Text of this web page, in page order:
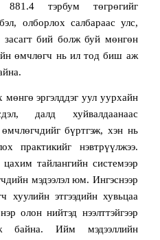
тэрбум төгрөгийг
олборлох салбараас улс,
засагт бий болж буй мөнгөн
өмчлөгч нь ил тод биш аж
эргэлддэг уул уурхайн
далд хуйвалдаанаас
бүртгэж, хэн нь
практикийг нэвтрүүлжээ.
тайлангийн системээр
мэдээлэл юм. Ингэснээр
хуулийн этгээдийн хувьцаа
олон нийтэд нээлттэйгээр
байна. Ийм мэдээллийн